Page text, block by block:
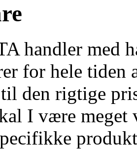
handler med
for hele tiden
den rigtige
I være